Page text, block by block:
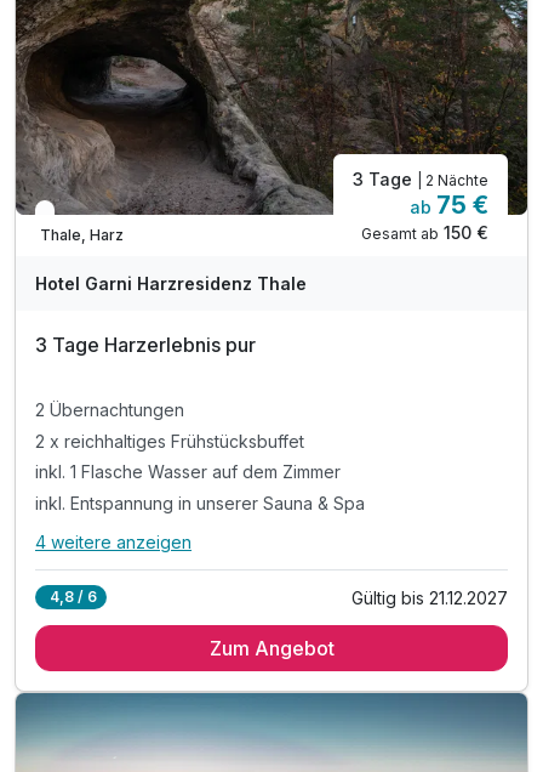
In 1 Woche wieder frei
Thale, Harz
3 Tage | 2 Nächte
ab 75 €
Gesamt ab 150 €
Hotel Garni Harzresidenz Thale
3 Tage Harzerlebnis pur
2 Übernachtungen
2 x reichhaltiges Frühstücksbuffet
inkl. 1 Flasche Wasser auf dem Zimmer
inkl. Entspannung in unserer Sauna & Spa
Alle Inklusivleistungen
2 x reichhaltiges Frühstücksbuffet
inkl. Entspannung in unserer Sauna & Spa
inkl. Bodetal-Ticket im Rahmen des Gästebeitrags*
4 weitere anzeigen
4,8 / 6 Gültig bis 21.12.2027
Zum Angebot